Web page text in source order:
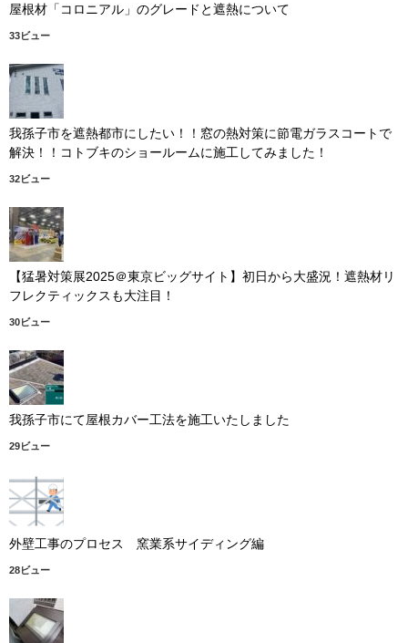
屋根材「コロニアル」のグレードと遮熱について
33ビュー
我孫子市を遮熱都市にしたい！！窓の熱対策に節電ガラスコートで
解決！！コトブキのショールームに施工してみました！
32ビュー
【猛暑対策展2025＠東京ビッグサイト】初日から大盛況！遮熱材リ
フレクティックスも大注目！
30ビュー
我孫子市にて屋根カバー工法を施工いたしました
29ビュー
外壁工事のプロセス 窯業系サイディング編
28ビュー